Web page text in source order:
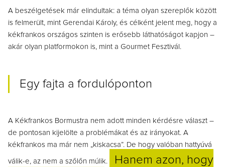
A beszélgetések már elindultak: a téma olyan szereplők között
is felmerült, mint Gerendai Károly, és célként jelent meg, hogy a
kékfrankos országos szinten is erősebb láthatóságot kapjon –
akár olyan platformokon is, mint a Gourmet Fesztivál.
Egy fajta a fordulóponton
A Kékfrankos Bormustra nem adott minden kérdésre választ –
de pontosan kijelölte a problémákat és az irányokat. A
kékfrankos ma már nem „kiskacsa”. De hogy valóban hattyúvá
válik-e, az nem a szőlőn múlik.
Hanem azon, hogy